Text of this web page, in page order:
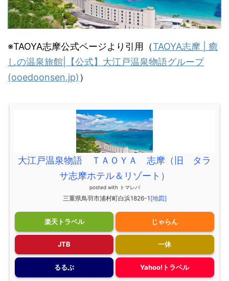
※TAOYA志摩公式ページより引用（TAOYA志摩 | 癒
しの温泉旅館|【公式】大江戸温泉物語グループ
(ooedoonsen.jp) ）
大江戸温泉物語 ＴＡＯＹＡ 志摩（旧 タラ
サ志摩ホテル＆リゾート）
posted with トマレバ
三重県鳥羽市浦村町白浜1826-1 [地図]
楽天トラベル じゃらん
JTB 一休
るるぶ Yahoo!トラベル